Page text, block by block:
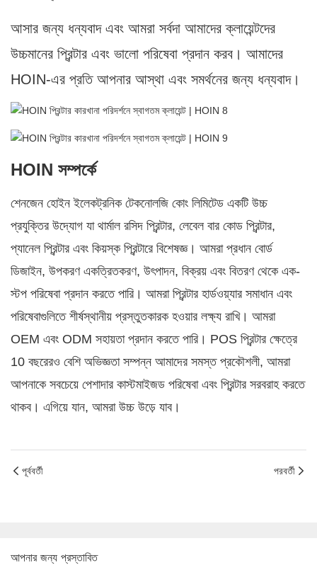
আসার জন্য ধন্যবাদ এবং আমরা সর্বদা আমাদের ক্লায়েন্টদের
উচ্চমানের প্রিন্টার এবং ভালো পরিষেবা প্রদান করব। আমাদের
HOIN-এর প্রতি আপনার আস্থা এবং সমর্থনের জন্য ধন্যবাদ।
HOIN সম্পর্কে
শেনজেন হোইন ইলেকট্রনিক টেকনোলজি কোং লিমিটেড একটি উচ্চ
প্রযুক্তির উদ্যোগ যা থার্মাল রসিদ প্রিন্টার, লেবেল বার কোড প্রিন্টার,
প্যানেল প্রিন্টার এবং কিয়স্ক প্রিন্টারে বিশেষজ্ঞ। আমরা প্রধান বোর্ড
ডিজাইন, উপকরণ একত্রিতকরণ, উৎপাদন, বিক্রয় এবং বিতরণ থেকে এক-
স্টপ পরিষেবা প্রদান করতে পারি। আমরা প্রিন্টার হার্ডওয়্যার সমাধান এবং
পরিষেবাগুলিতে শীর্ষস্থানীয় প্রস্তুতকারক হওয়ার লক্ষ্য রাখি। আমরা
OEM এবং ODM সহায়তা প্রদান করতে পারি। POS প্রিন্টার ক্ষেত্রে
10 বছরেরও বেশি অভিজ্ঞতা সম্পন্ন আমাদের সমস্ত প্রকৌশলী, আমরা
আপনাকে সবচেয়ে পেশাদার কাস্টমাইজড পরিষেবা এবং প্রিন্টার সরবরাহ করতে
থাকব। এগিয়ে যান, আমরা উচ্চ উড়ে যাব।
পূর্ববর্তী পরবর্তী
আপনার জন্য প্রস্তাবিত